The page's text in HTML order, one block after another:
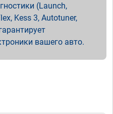
(Launch,
Kess 3, Autotuner,
вашего авто.